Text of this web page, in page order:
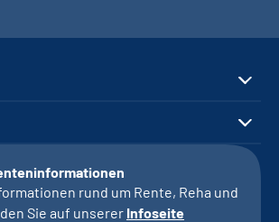
rund um Rente, Reha und
Sie auf unserer Infoseite